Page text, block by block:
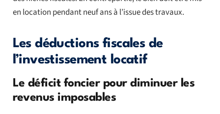
en location pendant neuf ans à l’issue des travaux.
Les déductions fiscales de
l’investissement locatif
Le déficit foncier pour diminuer les
revenus imposables